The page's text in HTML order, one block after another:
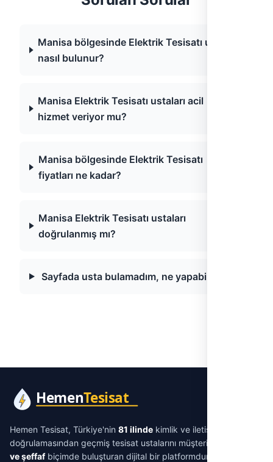
Manisa bölgesinde Elektrik Tesisatı ustası
nasıl bulunur?
Manisa Elektrik Tesisatı ustaları acil
hizmet veriyor mu?
Manisa bölgesinde Elektrik Tesisatı
fiyatları ne kadar?
Manisa Elektrik Tesisatı ustaları
doğrulanmış mı?
Sayfada usta bulamadım, ne yapabilirim?
Hemen Tesisat, Türkiye'nin 81 ilinde kimlik ve iletişim
doğrulamasından geçmiş tesisat ustalarını müşterilerle
ve şeffafbiçimde buluşturan dijital bir platformdur. Su tesisatı,